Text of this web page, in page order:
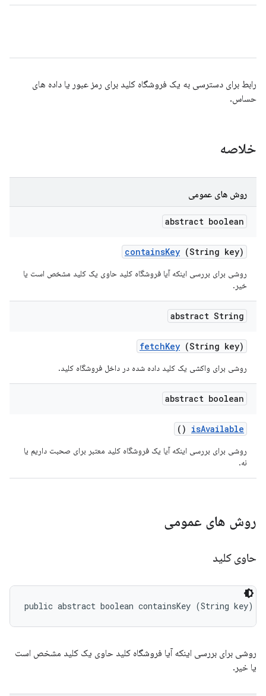
رابط برای دسترسی به یک فروشگاه کلید برای رمز عبور یا داده های
حساس.
خلاصه
روش های عمومی
abstract boolean
containsKey (String key)
روشی برای بررسی اینکه آیا فروشگاه کلید حاوی یک کلید مشخص است یا
خیر.
abstract String
fetchKey (String key)
روشی برای واکشی یک کلید داده شده در داخل فروشگاه کلید.
abstract boolean
isAvailable
()
روشی برای بررسی اینکه آیا یک فروشگاه کلید معتبر برای صحبت داریم یا
نه.
روش های عمومی
حاوی کلید
public abstract boolean containsKey (String key)
روشی برای بررسی اینکه آیا فروشگاه کلید حاوی یک کلید مشخص است
یا خیر.